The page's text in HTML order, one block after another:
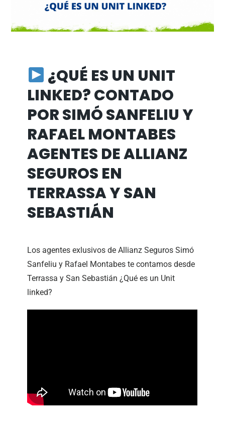
¿QUÉ ES UN UNIT
LINKED? CONTADO
POR SIMÓ SANFELIU Y
RAFAEL MONTABES
AGENTES DE ALLIANZ
SEGUROS EN
TERRASSA Y SAN
SEBASTIÁN
Los agentes exlusivos de Allianz Seguros Simó
Sanfeliu y Rafael Montabes te contamos desde
Terrassa y San Sebastián ¿Qué es un Unit
linked?